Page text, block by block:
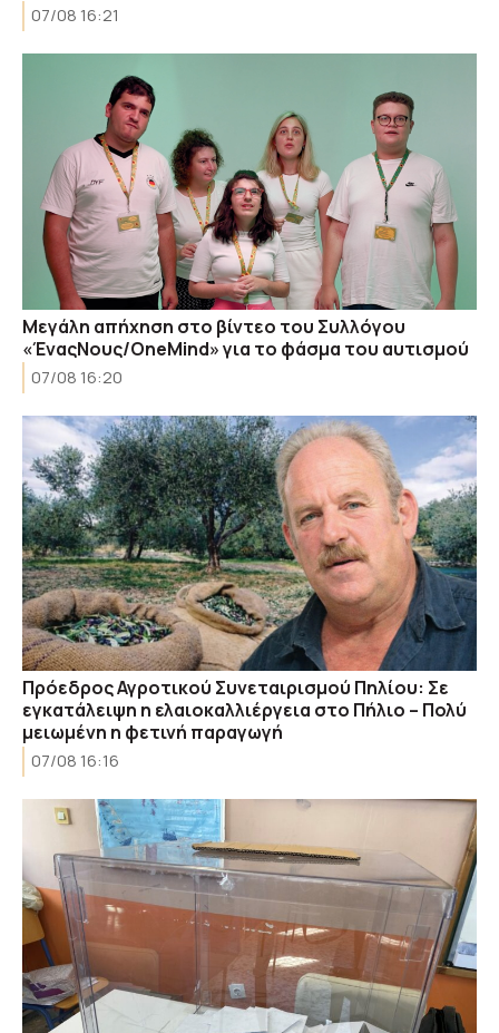
07/08 16:21
Μεγάλη απήχηση στο βίντεο του Συλλόγου
«ΈναςΝους/OneMind» για το φάσμα του αυτισμού
07/08 16:20
Πρόεδρος Αγροτικού Συνεταιρισμού Πηλίου: Σε
εγκατάλειψη η ελαιοκαλλιέργεια στο Πήλιο – Πολύ
μειωμένη η φετινή παραγωγή
07/08 16:16